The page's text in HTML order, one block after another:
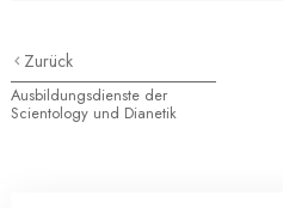
Zurück
Ausbildungsdienste der
Scientology und Dianetik